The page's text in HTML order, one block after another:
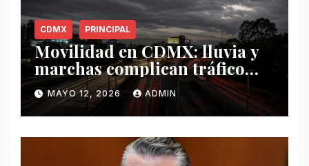
CDMX PRINCIPAL
Movilidad en CDMX: lluvia y
marchas complican tráfico
este 12 de mayo
MAYO 12, 2026 ADMIN